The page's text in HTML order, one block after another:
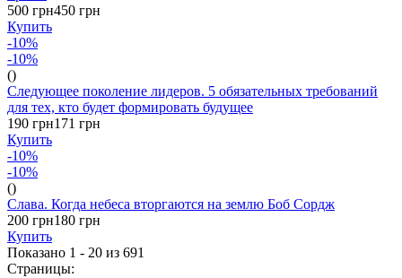
500 грн450 грн
Купить
-10%
-10%
()
Следующее поколение лидеров. 5 обязательных требований
для тех, кто будет формировать будущее
190 грн171 грн
Купить
-10%
-10%
()
Слава. Когда небеса вторгаются на землю Боб Сордж
200 грн180 грн
Купить
Показано 1 - 20 из 691
Страницы: